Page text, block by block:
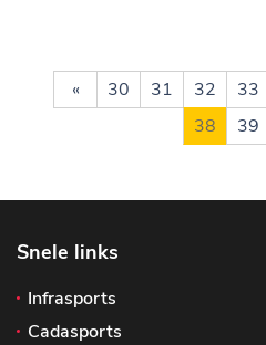
« 30 31 32 33
38
39
Snele links
Infrasports
Cadasports